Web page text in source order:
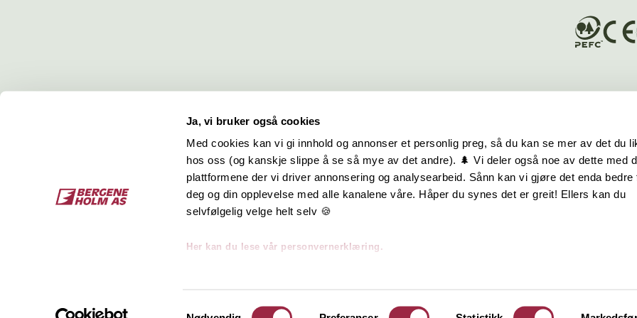
Ja, vi bruker også cookies
Med cookies kan vi gi innhold og annonser et personlig preg, så du kan se mer av det du
hos oss (og kanskje slippe å se så mye av det andre). 🌲 Vi deler også noe av dette med
plattformene der vi driver annonsering og analysearbeid. Sånn kan vi gjøre det enda bedre
deg og din opplevelse med alle kanalene våre. Håper du synes det er greit! Ellers kan du
selvfølgelig velge helt selv 🍪
Her kan du lese vår personvernerklæring.
Samtykkevalg
Bergene Holm AS
ordre@bergeneholm.no
Om oss
Jobbe hos oss
Hurtiglenker